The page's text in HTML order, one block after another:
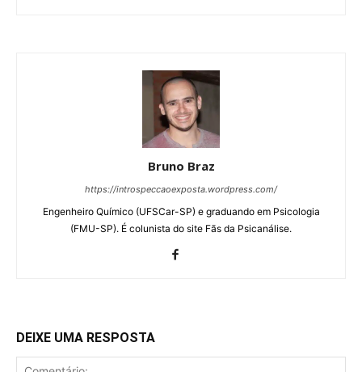
Bruno Braz
https://introspeccaoexposta.wordpress.com/
Engenheiro Químico (UFSCar-SP) e graduando em Psicologia
(FMU-SP). É colunista do site Fãs da Psicanálise.
DEIXE UMA RESPOSTA